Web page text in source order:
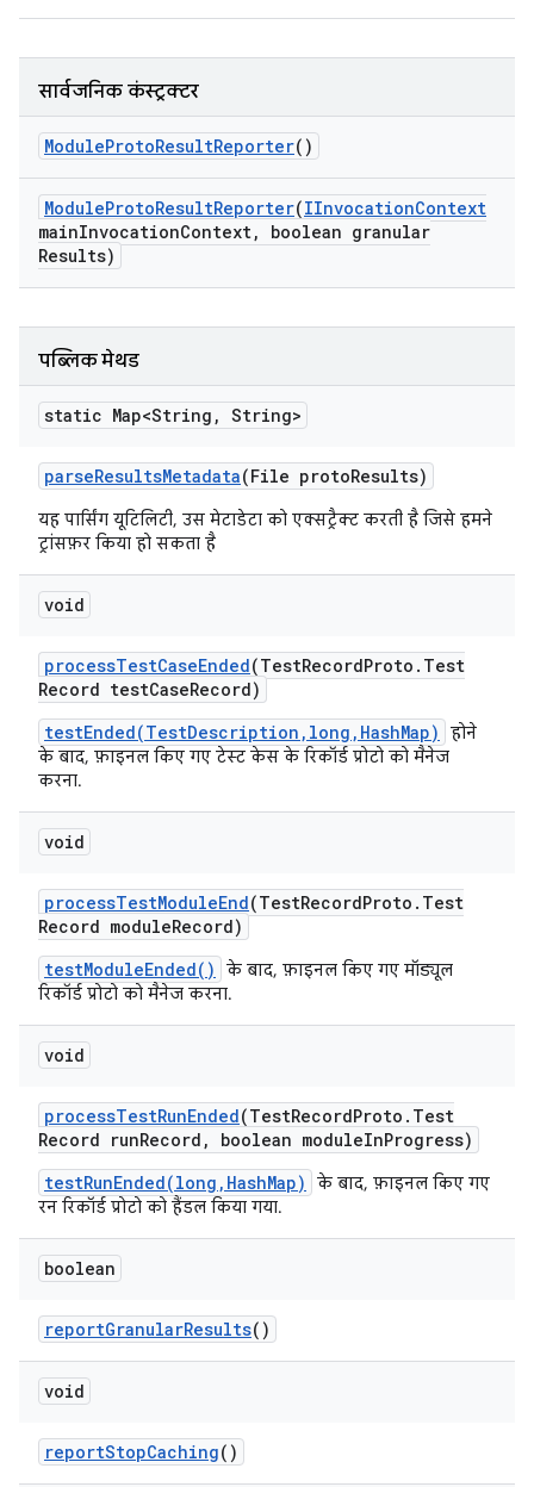
सार्वजनिक कंस्ट्रक्टर
ModuleProtoResultReporter()
ModuleProtoResultReporter(IInvocationContext
mainInvocationContext,
boolean granular
Results)
पब्लिक मेथड
static Map<String , String>
parseResultsMetadata(File protoResults)
यह पार्सिंग यूटिलिटी, उस मेटाडेटा को एक्सट्रैक्ट करती है जिसे हमने
ट्रांसफ़र किया हो सकता है
void
processTestCaseEnded(TestRecordProto . Test
Record testCaseRecord)
testEnded(TestDescription,long,HashMap)
होने
के बाद, फ़ाइनल किए गए टेस्ट केस के रिकॉर्ड प्रोटो को मैनेज
करना.
void
processTestModuleEnd(TestRecordProto . Test
Record moduleRecord)
testModuleEnded()
के बाद, फ़ाइनल किए गए मॉड्यूल
रिकॉर्ड प्रोटो को मैनेज करना.
void
processTestRunEnded(TestRecordProto . Test
Record runRecord , boolean moduleInProgress)
testRunEnded(long,HashMap)
के बाद, फ़ाइनल किए गए
रन रिकॉर्ड प्रोटो को हैंडल किया गया.
boolean
reportGranularResults()
void
reportStopCaching()